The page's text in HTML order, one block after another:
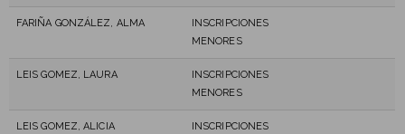
FARIÑA GONZÁLEZ, ALMA
INSCRIPCIONES
MENORES
LEIS GOMEZ, LAURA
INSCRIPCIONES
MENORES
LEIS GOMEZ, ALICIA
INSCRIPCIONES